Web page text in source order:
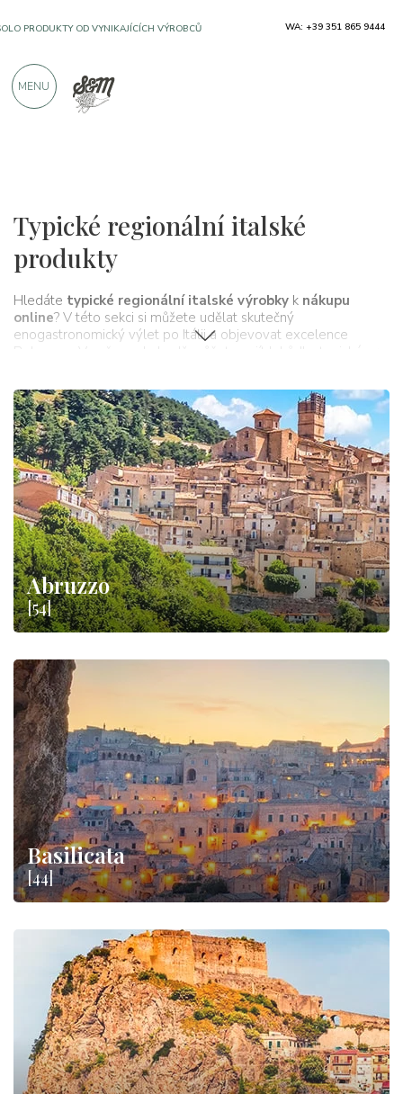
Typické regionální italské
produkty
Hledáte typické regionální italské výrobky k nákupu
online? V této sekci si můžete udělat skutečný
enogastronomický výlet po Itálii a objevovat excelence
Belpaese. V našem obchodě můžete najít lahůdky typické pro
tradic, které se předávají z generace na generaci a které tvoří,
vlastně,enogastronomickou kulturunaší země. Skutečná
cesta chutí: vyberte si svou destinaci a specialitky, které chcete
ochutnat!
Abruzzo
[54]
Basilicata
[44]
NEŽ 900 POZITIVNÍCH RECENZÍ WA: +39 351 865 9444
MENU